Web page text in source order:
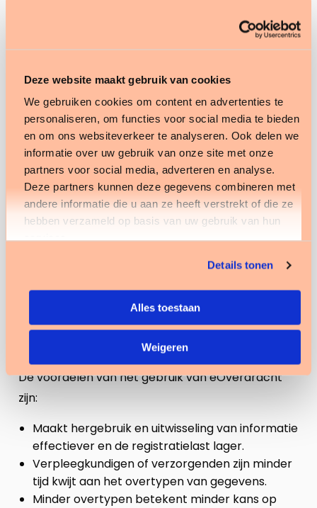
Deze website maakt gebruik van cookies
We gebruiken cookies om content en advertenties te
personaliseren, om functies voor social media te bieden
en om ons websiteverkeer te analyseren. Ook delen we
informatie over uw gebruik van onze site met onze
partners voor social media, adverteren en analyse.
Deze partners kunnen deze gegevens combineren met
andere informatie die u aan ze heeft verstrekt of die ze
hebben verzameld op basis van uw gebruik van hun
services.
Details tonen
Alles toestaan
Weigeren
Vervolgstappen
Op 12 december volgt de Nictiz deelkwalificatie
voor het tweede deel van de InZicht regeling:
eOverdracht. De informatiestandaard
eOverdracht zorgt voor eenduidige en volledige
overdracht van verpleegkundige
patiëntgegevens. Verpleegkundigen en
verzorgenden registreren tegenwoordig bijna
alles digitaal, maar merken daar nog onvoldoende
de voordelen van. Het doel van de
informatiestandaard eOverdracht is het beter
verpleegkundige overdracht, zodat zorgverleners
de voordelen wel merken en meer tijd krijgen voor
De voordelen van het gebruik van eOverdracht
zijn:
Maakt hergebruik en uitwisseling van informatie
effectiever en de registratielast lager.
Verpleegkundigen of verzorgenden zijn minder
tijd kwijt aan het overtypen van gegevens.
Minder overtypen betekent minder kans op